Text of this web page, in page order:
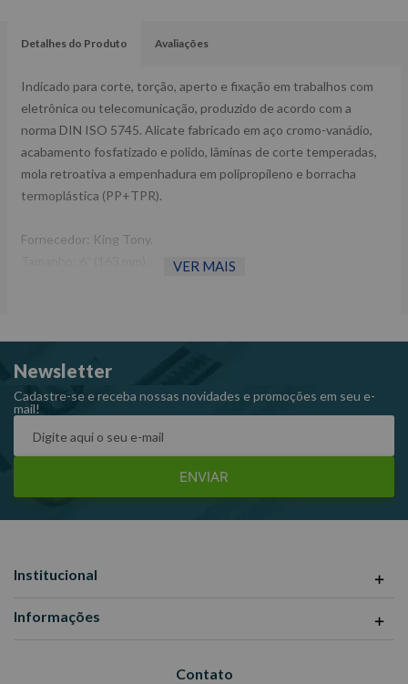
Detalhes do Produto Avaliações
Indicado para corte, torção, aperto e fixação em trabalhos com
eletrônica ou telecomunicação, produzido de acordo com a
norma DIN ISO 5745. Alicate fabricado em aço cromo-vanádio,
acabamento fosfatizado e polido, lâminas de corte temperadas,
mola retroativa a empenhadura em polipropileno e borracha
termoplástica (PP+TPR).
Fornecedor: King Tony.
Peso: 160g.
Referência: 6331-06.
VER MAIS
Newsletter
Cadastre-se e receba nossas novidades e promoções em seu e-
mail!
ENVIAR
Institucional
Informações
Contato